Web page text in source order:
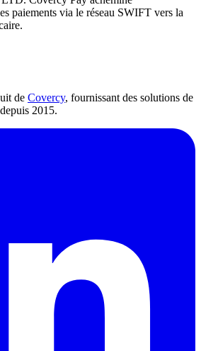
paiements via le réseau SWIFT vers la
de Covercy, fournissant des solutions de
2015.